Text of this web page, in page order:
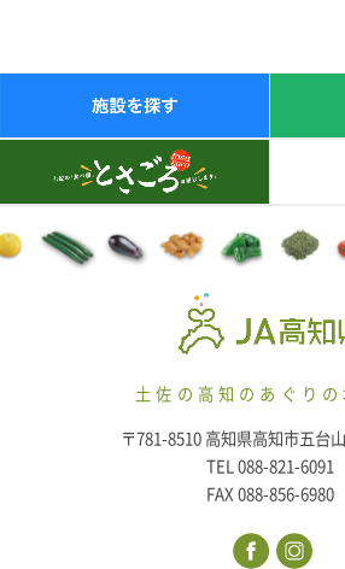
土佐の高知のあぐりの
〒781-8510 高知県高知市五台
TEL 088-821-6091
FAX 088-856-6980